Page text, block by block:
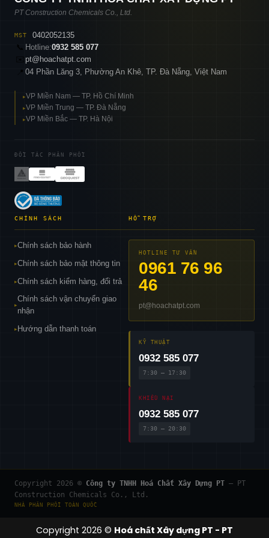
PT Construction Chemicals Co., Ltd.
MST
0402052135
📞 Hotline:0932 585 077
pt@hoachatpt.com
04 Phần Lăng 3, Phường An Khê, TP. Đà Nẵng, Việt Nam
▸VP Miền Nam — TP. Hồ Chí Minh
▸VP Miền Trung — TP. Đà Nẵng
▸VP Miền Bắc — TP. Hà Nội
ĐỐI TÁC PHÂN PHỐI
CHÍNH SÁCH
▸Chính sách bảo hành
▸Chính sách bảo mật thông tin
▸Chính sách kiểm hàng, đổi trả
▸
Chính sách vận chuyển giao
nhận
▸ Hướng dẫn thanh toán
HỖ TRỢ
HOTLINE TƯ VẤN
0961 76 96
46
pt@hoachatpt.com
KỸ THUẬT
0932 585 077
7:30 – 17:30
KHIẾU NẠI
0932 585 077
7:30 – 20:30
Copyright 2026 © Công ty TNHH Hoá Chất Xây Dựng PT — PT
Construction Chemicals Co., Ltd.
NHÀ PHÂN PHỐI TOÀN QUỐC
Copyright 2026 © Hoá chất Xây dựng PT - PT